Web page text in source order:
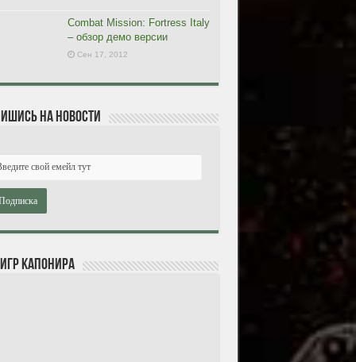
Combat Mission: Fortress Italy
– обзор демо версии
Сен 17, 2012
на новости
Капонира